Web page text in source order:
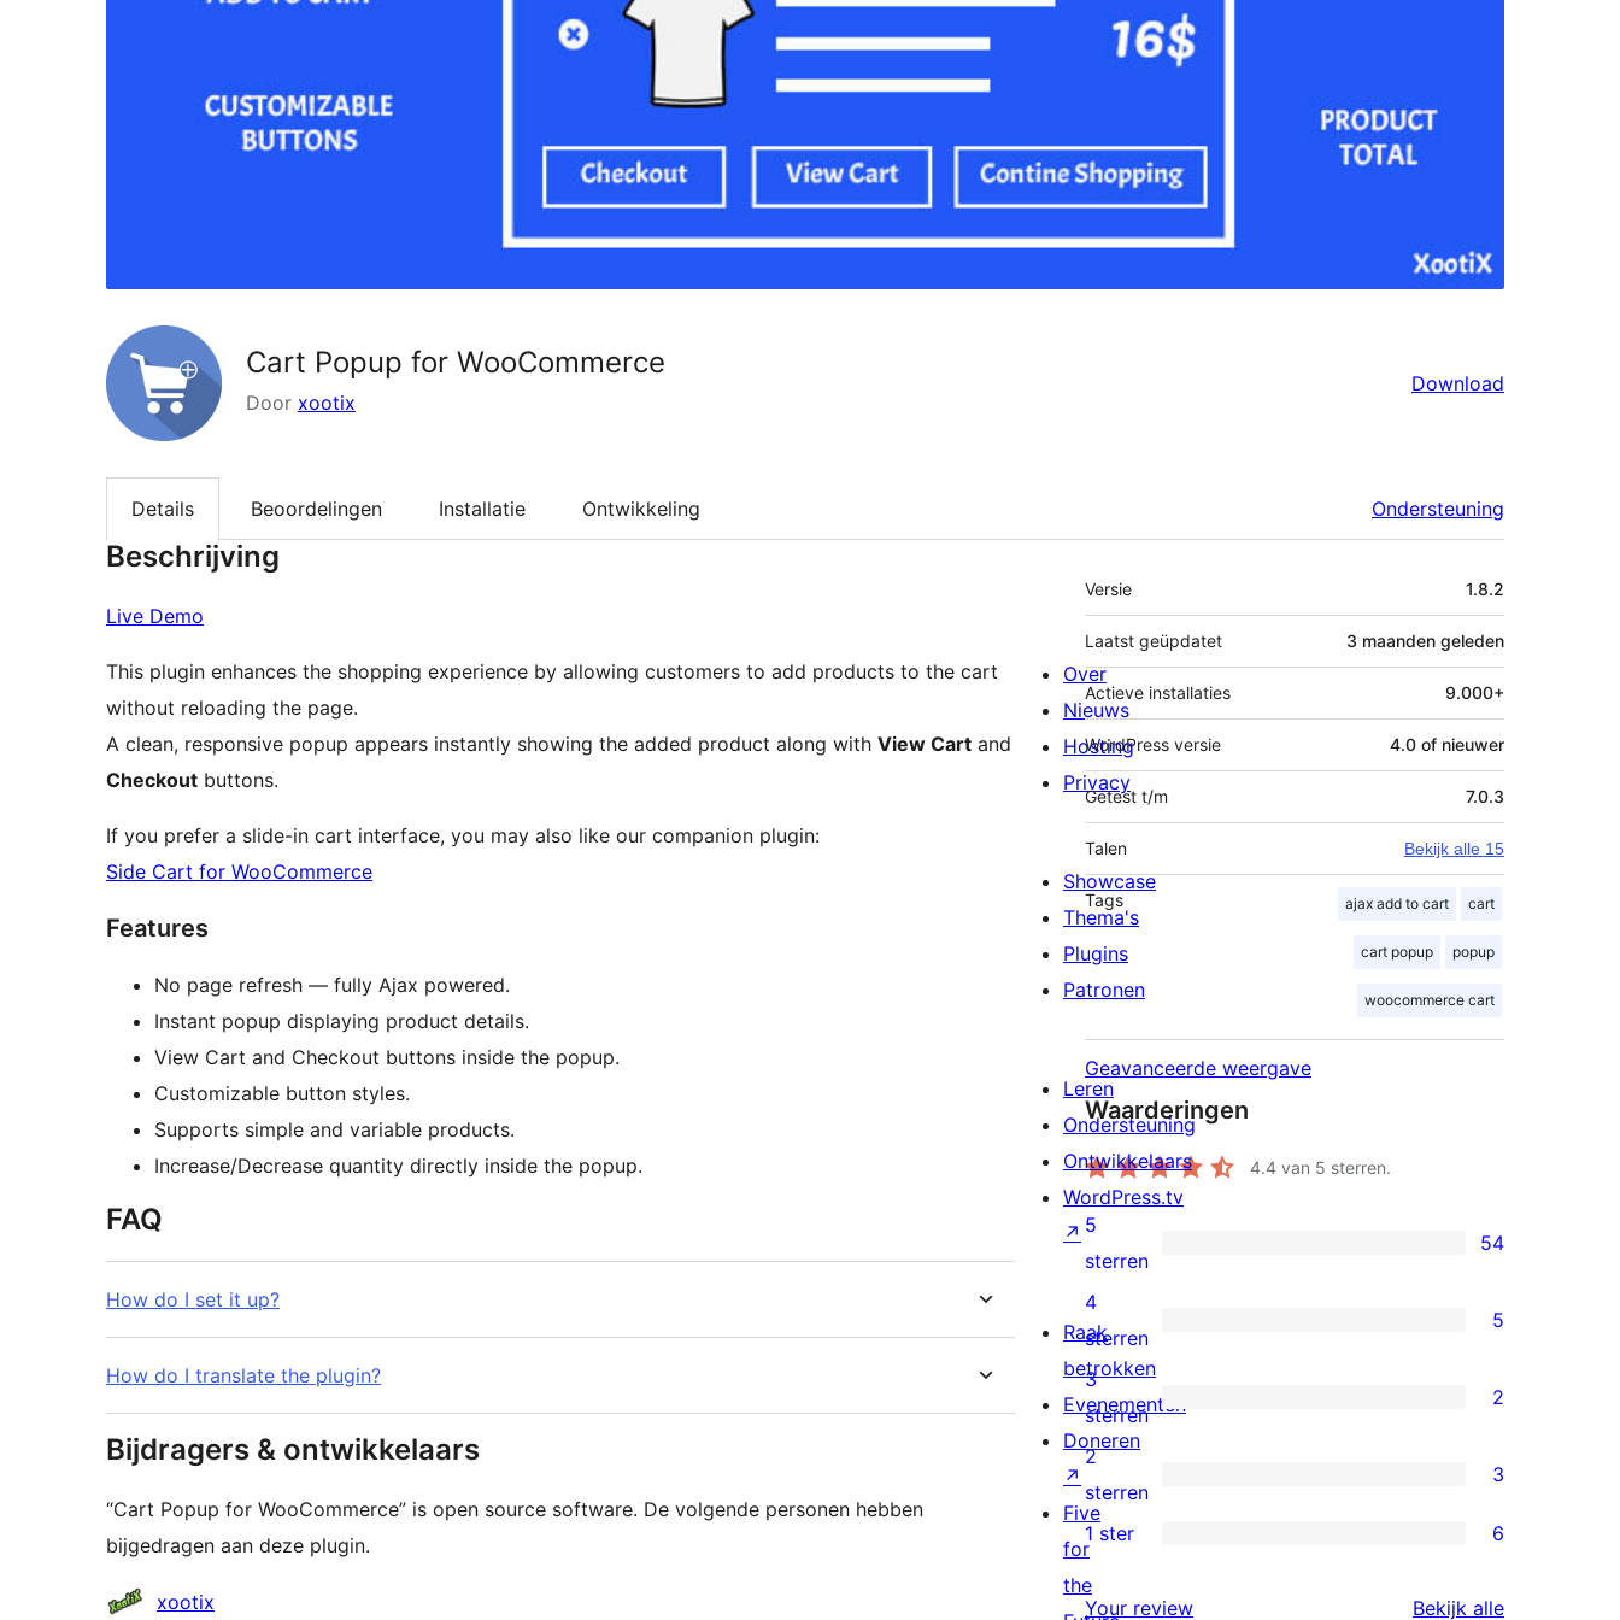
Cart Popup for WooCommerce
Door xootix
Download
Details Beoordelingen Installatie Ontwikkeling Ondersteuning
Beschrijving
Live Demo
This plugin enhances the shopping experience by allowing customers to add products to the cart
without reloading the page.
A clean, responsive popup appears instantly showing the added product along with View Cart and
Checkout buttons.
If you prefer a slide-in cart interface, you may also like our companion plugin:
Side Cart for WooCommerce
Features
No page refresh — fully Ajax powered.
Instant popup displaying product details.
View Cart and Checkout buttons inside the popup.
Customizable button styles.
Supports simple and variable products.
Increase/Decrease quantity directly inside the popup.
FAQ
How do I set it up?
How do I translate the plugin?
Bijdragers & ontwikkelaars
“Cart Popup for WooCommerce” is open source software. De volgende personen hebben
bijgedragen aan deze plugin.
Bijdragers
xootix
Meta
Versie 1.8.2
Laatst geüpdatet 3 maanden geleden
Actieve installaties 9.000+
WordPress versie 4.0 of nieuwer
Getest t/m 7.0.3
Talen Bekijk alle 15
Tags ajax add to cart cart
cart popup popup
woocommerce cart
Geavanceerde weergave
Waarderingen
4.4 van 5 sterren.
54
5
sterren
beoordelingen
5
sterren
54
5
4
sterren
beoordelingen
4
sterren
5
2
3
sterren
beoordelingen
3
sterren
2
3
2
sterren
beoordelingen
2
sterren
3
6
1
1 ster 6
Your review Bekijk alle
Over
Nieuws
Hosting
Privacy
Showcase
Thema's
Plugins
Patronen
Leren
Ondersteuning
Ontwikkelaars
WordPress.tv
↗
Raak
betrokken
Evenementen
Doneren
↗
Five
for
the